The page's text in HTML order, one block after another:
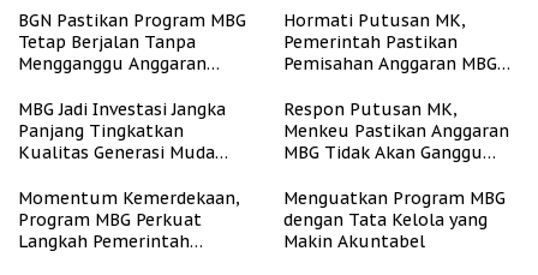
BGN Pastikan Program MBG
Tetap Berjalan Tanpa
Mengganggu Anggaran
Hormati Putusan MK,
Pemerintah Pastikan
Pemisahan Anggaran MBG
MBG Jadi Investasi Jangka
Panjang Tingkatkan
Kualitas Generasi Muda
Respon Putusan MK,
Menkeu Pastikan Anggaran
MBG Tidak Akan Ganggu
Momentum Kemerdekaan,
Program MBG Perkuat
Langkah Pemerintah
Menguatkan Program MBG
dengan Tata Kelola yang
Makin Akuntabel